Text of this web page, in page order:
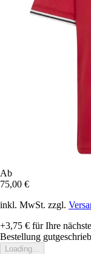
Ab
75,00 €
inkl. MwSt. zzgl.
+3,75 € für Ihre
Bestellung
Loading...